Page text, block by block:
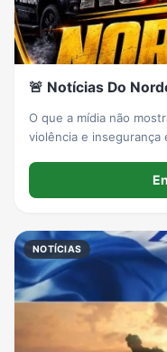
🚨 Notícias Do
O que a mídia não
violência e insegurança
denúncias no privado
NOTÍCIAS